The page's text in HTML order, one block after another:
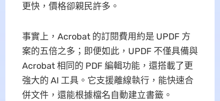
更快，價格卻親民許多。
事實上，Acrobat 的訂閱費用約是 UPDF 方
案的五倍之多；即便如此，UPDF 不僅具備與
Acrobat 相同的 PDF 編輯功能，還搭載了更
強大的 AI 工具。它支援離線執行，能快速合
併文件，還能根據檔名自動建立書籤。